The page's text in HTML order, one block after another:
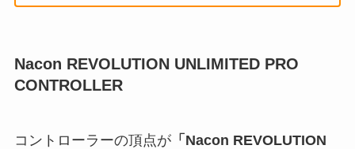
Nacon REVOLUTION UNLIMITED PRO
CONTROLLER
コントローラーの頂点が「Nacon REVOLUTION